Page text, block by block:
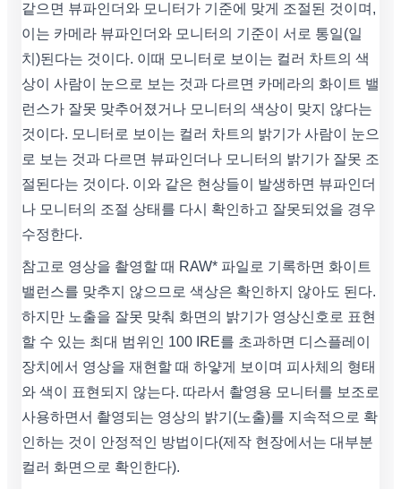
같으면 뷰파인더와 모니터가 기준에 맞게 조절된 것이며,
이는 카메라 뷰파인더와 모니터의 기준이 서로 통일(일
치)된다는 것이다. 이때 모니터로 보이는 컬러 차트의 색
상이 사람이 눈으로 보는 것과 다르면 카메라의 화이트 밸
런스가 잘못 맞추어졌거나 모니터의 색상이 맞지 않다는
것이다. 모니터로 보이는 컬러 차트의 밝기가 사람이 눈으
로 보는 것과 다르면 뷰파인더나 모니터의 밝기가 잘못 조
절된다는 것이다. 이와 같은 현상들이 발생하면 뷰파인더
나 모니터의 조절 상태를 다시 확인하고 잘못되었을 경우
수정한다.
참고로 영상을 촬영할 때 RAW* 파일로 기록하면 화이트
밸런스를 맞추지 않으므로 색상은 확인하지 않아도 된다.
하지만 노출을 잘못 맞춰 화면의 밝기가 영상신호로 표현
할 수 있는 최대 범위인 100 IRE를 초과하면 디스플레이
장치에서 영상을 재현할 때 하얗게 보이며 피사체의 형태
와 색이 표현되지 않는다. 따라서 촬영용 모니터를 보조로
사용하면서 촬영되는 영상의 밝기(노출)를 지속적으로 확
인하는 것이 안정적인 방법이다(제작 현장에서는 대부분
컬러 화면으로 확인한다).